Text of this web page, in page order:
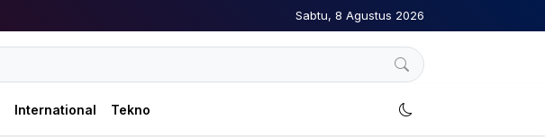
Sabtu, 8 Agustus 2026
International Tekno